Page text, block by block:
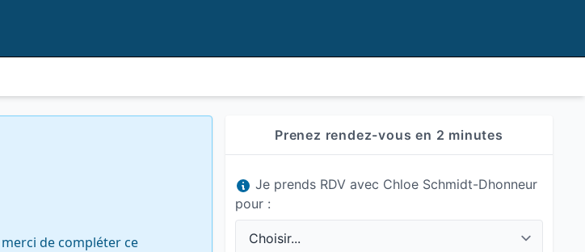
de compléter ce
Prenez rendez-vous en 2 minutes
Je prends RDV avec Chloe Schmidt-Dhonneur
pour :